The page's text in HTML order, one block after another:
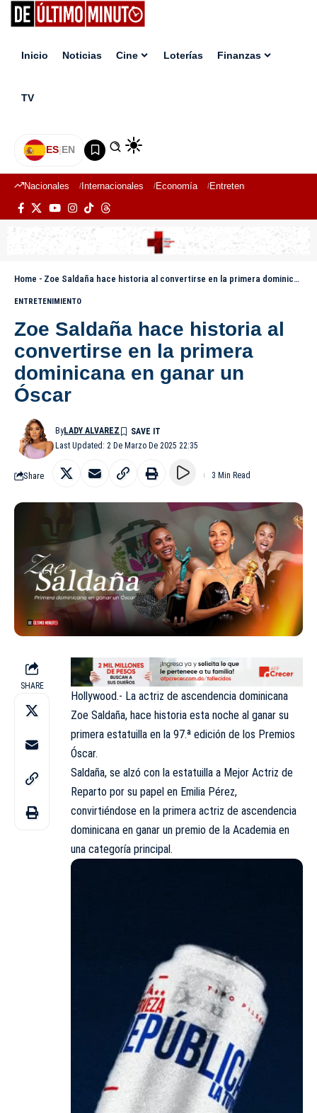
Inicio Noticias Cine Loterías Finanzas
TV
ES|EN
Nacionales Internacionales Economía Entretenimiento
Home - Zoe Saldaña hace historia al convertirse en la primera dominicana en ganar un Óscar
ENTRETENIMIENTO
Zoe Saldaña hace historia al
convertirse en la primera
dominicana en ganar un
Óscar
Last Updated: 2 De Marzo De 2025 22:35
ByLADY ALVAREZ
Share 3 Min Read
SHARE
Hollywood.- La actriz de ascendencia dominicana
Zoe Saldaña, hace historia esta noche al ganar su
primera estatuilla en la 97.ª edición de los Premios
Óscar.
Saldaña, se alzó con la estatuilla a Mejor Actriz de
Reparto por su papel en Emilia Pérez,
convirtiéndose en la primera actriz de ascendencia
dominicana en ganar un premio de la Academia en
una categoría principal.